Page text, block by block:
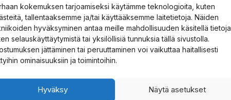
kokemuksen tarjoamiseksi käytämme teknologioita, kuten
tallentaaksemme ja/tai käyttääksemme laitetietoja. Näiden
hyväksyminen antaa meille mahdollisuuden käsitellä tietoja,
selauskäyttäytymistä tai yksilöllisiä tunnuksia tällä sivustolla.
jättäminen tai peruuttaminen voi vaikuttaa haitallisesti
ominaisuuksiin ja toimintoihin.
Hyväksy Näytä asetukset
Medium
Heavy
pilkkisetti
määrä
Toimitus
standardien mukaan ja se kestää vuosien
kestävät vaikeita olosuhteita jäällä.